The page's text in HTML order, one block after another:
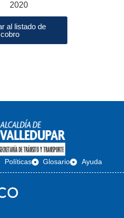
2020
al listado de
cobro
Políticas Glosario Ayuda